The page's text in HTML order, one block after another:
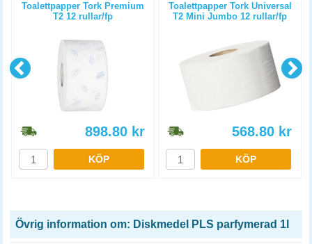
Toalettpapper Tork Premium
T2 12 rullar/fp
898.80 kr
KÖP
Toalettpapper Tork Universal
T2 Mini Jumbo 12 rullar/fp
568.80 kr
KÖP
Övrig information om: Diskmedel PLS parfymerad 1l